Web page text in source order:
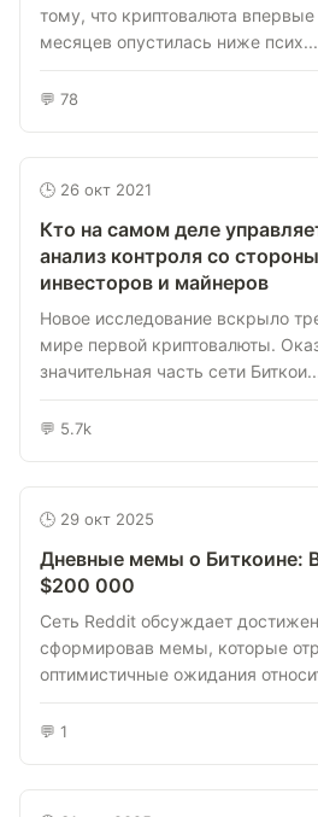
тому, что криптовалюта впервые
месяцев опустилась ниже псих...
💬 78
🕒 26 окт 2021
Кто на самом деле
анализ контроля со
инвесторов и майнеров
Новое исследование вскрыло
мире первой криптовалюты.
значительная часть сети
💬 5.7k
🕒 29 окт 2025
Дневные мемы о Биткоине:
$200 000
Сеть Reddit обсуждает
сформировав мемы, которые
оптимистичные ожидания
💬 1